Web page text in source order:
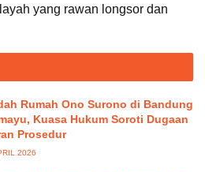
yang rawan longsor dan
Rumah Ono Surono di Bandung
Kuasa Hukum Soroti Dugaan
Prosedur
2026